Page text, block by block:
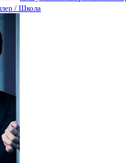
/ Школа